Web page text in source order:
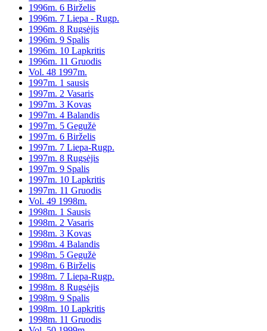
1996m. 6 Birželis
1996m. 7 Liepa - Rugp.
1996m. 8 Rugsėjis
1996m. 9 Spalis
1996m. 10 Lapkritis
1996m. 11 Gruodis
Vol. 48 1997m.
1997m. 1 sausis
1997m. 2 Vasaris
1997m. 3 Kovas
1997m. 4 Balandis
1997m. 5 Gegužė
1997m. 6 Birželis
1997m. 7 Liepa-Rugp.
1997m. 8 Rugsėjis
1997m. 9 Spalis
1997m. 10 Lapkritis
1997m. 11 Gruodis
Vol. 49 1998m.
1998m. 1 Sausis
1998m. 2 Vasaris
1998m. 3 Kovas
1998m. 4 Balandis
1998m. 5 Gegužė
1998m. 6 Birželis
1998m. 7 Liepa-Rugp.
1998m. 8 Rugsėjis
1998m. 9 Spalis
1998m. 10 Lapkritis
1998m. 11 Gruodis